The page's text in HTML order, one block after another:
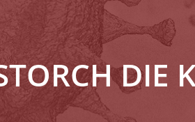
DIE